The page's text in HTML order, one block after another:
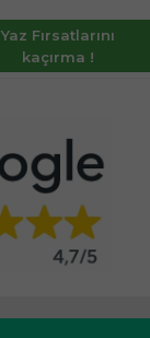
Yaz Fırsatlarını
kaçırma !